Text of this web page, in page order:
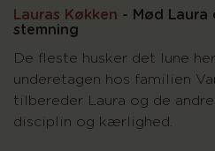
Lauras Køkken - Mød
stemning
De fleste husker det lune
underetagen hos familien
tilbereder Laura og de
disciplin og kærlighed.